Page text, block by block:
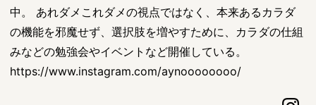
中。 あれダメこれダメの視点ではなく、本来あるカラダ
の機能を邪魔せず、選択肢を増やすために、カラダの仕組
みなどの勉強会やイベントなど開催している。
https://www.instagram.com/aynoooooooo/